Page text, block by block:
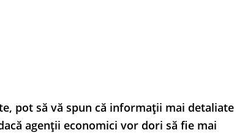
pot să vă spun că informații mai detaliate
agenții economici vor dori să fie mai